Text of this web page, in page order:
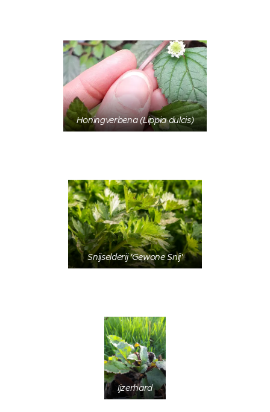
Honingverbena (Lippia dulcis)
Snijselderij 'Gewone Snij'
Ijzerhard